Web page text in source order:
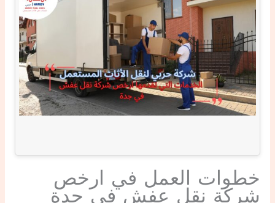
خطوات العمل في ارخص
شركة نقل عفش في جدة